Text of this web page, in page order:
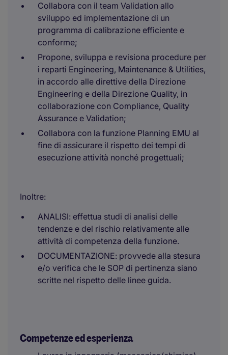
Collabora con il team Validation allo
sviluppo ed implementazione di un
programma di calibrazione efficiente e
conforme;
Propone, sviluppa e revisiona procedure per
i reparti Engineering, Maintenance & Utilities,
in accordo alle direttive della Direzione
Engineering e della Direzione Quality, in
collaborazione con Compliance, Quality
Assurance e Validation;
Collabora con la funzione Planning EMU al
fine di assicurare il rispetto dei tempi di
esecuzione attività nonché progettuali;
Inoltre:
ANALISI: effettua studi di analisi delle
tendenze e del rischio relativamente alle
attività di competenza della funzione.
DOCUMENTAZIONE: provvede alla stesura
e/o verifica che le SOP di pertinenza siano
scritte nel rispetto delle linee guida.
Competenze ed esperienza